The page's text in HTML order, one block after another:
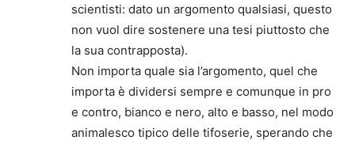
scientisti: dato un argomento qualsiasi, questo
non vuol dire sostenere una tesi piuttosto che
la sua contrapposta).
Non importa quale sia l’argomento, quel che
importa è dividersi sempre e comunque in pro
e contro, bianco e nero, alto e basso, nel modo
animalesco tipico delle tifoserie, sperando che